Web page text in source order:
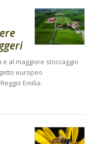
al maggiore stoccaggio
europeo
Emilia.